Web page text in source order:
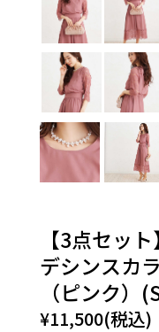
【3点セッ
デシンスカ
（ピンク）
¥11,500(税込)